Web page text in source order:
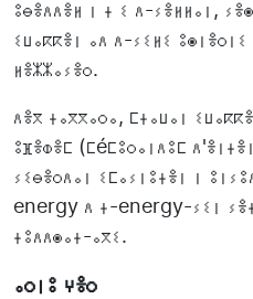
ⵓⴱⴻⴷⴷⴻⵍ ⵏ ⵜ ⵉ ⴷ-ⵢⴻⵍⵍⴰⵏ,
ⵉⵡⴰⴽⴽⴻⵏ ⴰⴷ ⴷ-ⵢⵉⵍⵉ
ⵍⴻⵣⵣⴰⵢⴻⵔ.
ⴷⴻⴳ ⵜⴰⴳⴳⴰⵔⴰ, ⵎⵜⴰⵡⴰⵏ
ⵓⴼⴻⵀⴻⵎ (ⵎéⵎⵓⵔⴰⵏⴷⵓⵎ
ⵢⵉⴱⴻⵔⴷⴰⵏ ⵉⵎⴰⵢⵏⵓⵜⴻⵏ ⵏ
energy ⴷ ⵜ-energy-ⵢⵉⵏ
ⵜⵓⴷⴷⵙⴰⵜ-ⴰⴳⵉ.
ⴰⵔⵏⵓ ⵖⴻⵔ